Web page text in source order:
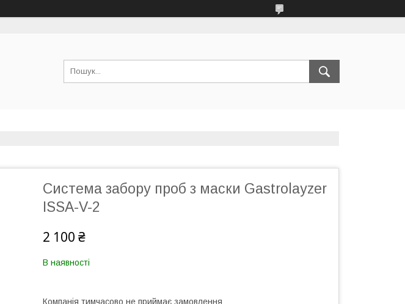
Cистема забору проб з маски Gastrolayzer
ISSA-V-2
2 100 ₴
В наявності
Компанія тимчасово не приймає замовлення